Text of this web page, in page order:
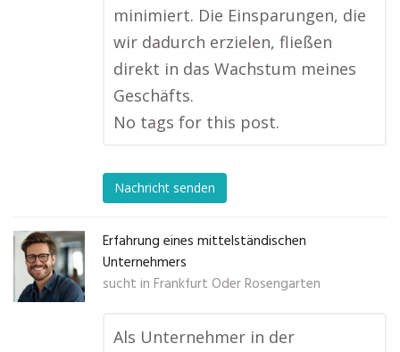
minimiert. Die Einsparungen, die
wir dadurch erzielen, fließen
direkt in das Wachstum meines
Geschäfts.
No tags for this post.
Nachricht senden
Erfahrung eines mittelständischen
Unternehmers
sucht in Frankfurt Oder Rosengarten
Als Unternehmer in der